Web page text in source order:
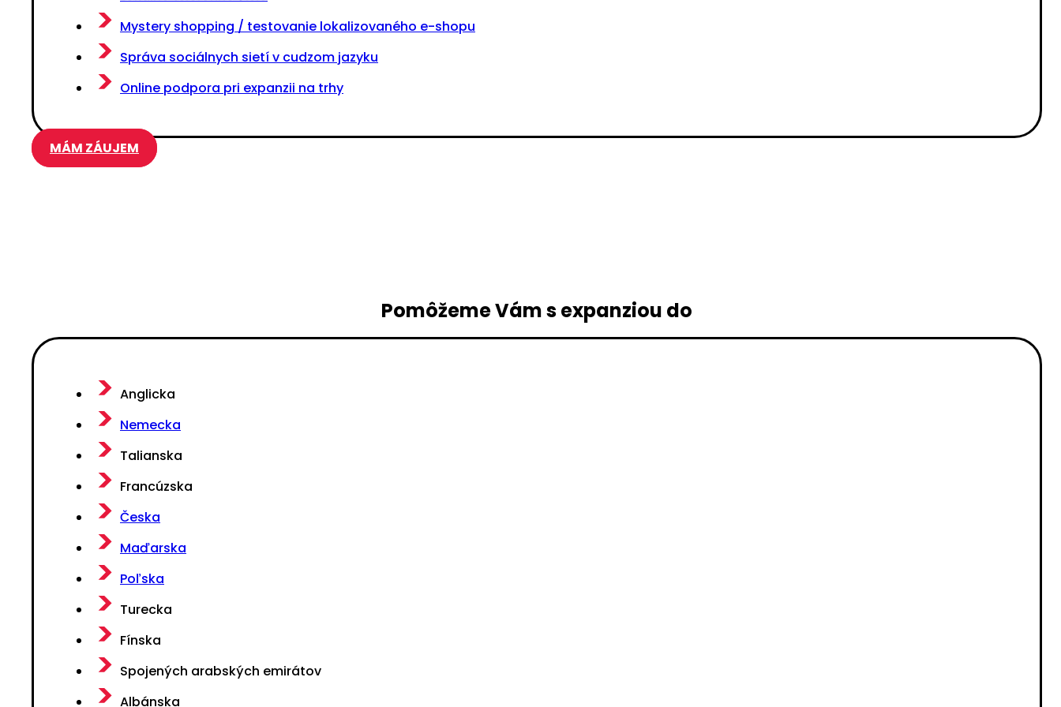
Mystery shopping / testovanie lokalizovaného e-shopu
Správa sociálnych sietí v cudzom jazyku
Online podpora pri expanzii na trhy
MÁM ZÁUJEM
Pomôžeme Vám s expanziou do
Anglicka
Nemecka
Talianska
Francúzska
Česka
Maďarska
Poľska
Turecka
Fínska
Spojených arabských emirátov
Albánska